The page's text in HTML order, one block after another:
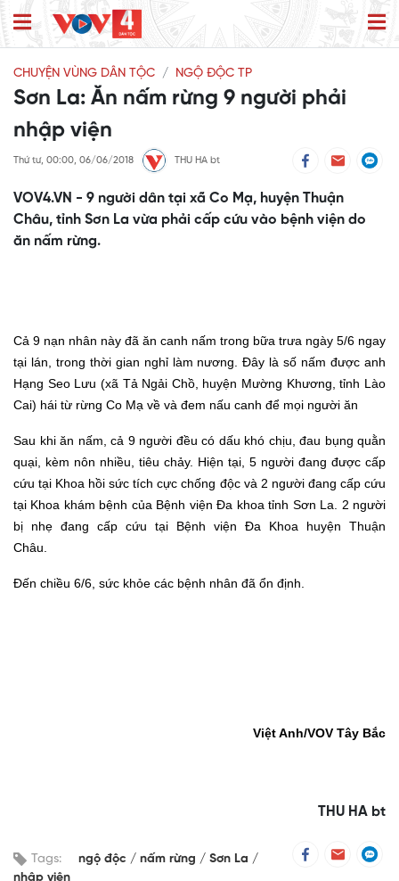
CHUYỆN VÙNG DÂN TỘC NGỘ ĐỘC TP
Sơn La: Ăn nấm rừng 9 người phải
nhập viện
Thứ tư, 00:00, 06/06/2018 THU HA bt
VOV4.VN - 9 người dân tại xã Co Mạ, huyện Thuận
Châu, tỉnh Sơn La vừa phải cấp cứu vào bệnh viện do
ăn nấm rừng.
Cả 9 nạn nhân này đã ăn canh nấm trong bữa trưa ngày 5/6 ngay
tại lán, trong thời gian nghỉ làm nương. Đây là số nấm được anh
Hạng Seo Lưu (xã Tả Ngải Chồ, huyện Mường Khương, tỉnh Lào
Cai) hái từ rừng Co Mạ về và đem nấu canh để mọi người ăn
Sau khi ăn nấm, cả 9 người đều có dấu khó chịu, đau bụng quằn
quại, kèm nôn nhiều, tiêu chảy. Hiện tại, 5 người đang được cấp
cứu tại Khoa hồi sức tích cực chống độc và 2 người đang cấp cứu
tại Khoa khám bệnh của Bệnh viện Đa khoa tỉnh Sơn La. 2 người
bị nhẹ đang cấp cứu tại Bệnh viện Đa Khoa huyện Thuận
Châu.
Đến chiều 6/6, sức khỏe các bệnh nhân đã ổn định.
Việt Anh/VOV Tây Bắc
THU HA bt
Tags: ngộ độc nấm rừng
Sơn La
nhập viện